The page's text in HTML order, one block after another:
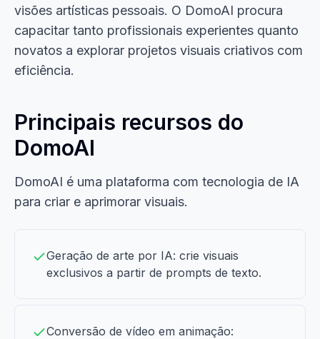
visões artísticas pessoais. O DomoAI procura
capacitar tanto profissionais experientes quanto
novatos a explorar projetos visuais criativos com
eficiência.
Principais recursos do
DomoAI
DomoAI é uma plataforma com tecnologia de IA
para criar e aprimorar visuais.
Geração de arte por IA: crie visuais
exclusivos a partir de prompts de texto.
Conversão de vídeo em animação: